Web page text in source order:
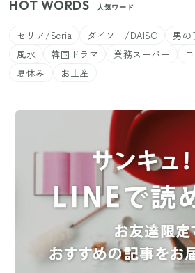
HOT WORDS 人気ワード
セリア/Seria ダイソー/DAISO
男
風水
韓国ドラマ 業務スーパー
夏休み
お土産